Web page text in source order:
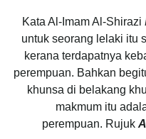
Kata Al-Imam Al-Shirazi
untuk seorang lelaki itu
kerana terdapatnya
perempuan. Bahkan
khunsa di belakang
makmum itu
perempuan. Rujuk